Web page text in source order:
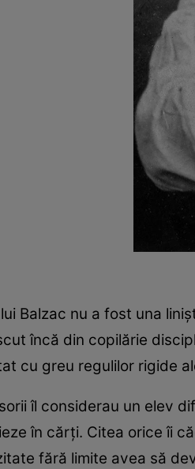
Balzac nu a fost una
încă din copilărie
cu greu regulilor rigide
îl considerau un elev
în cărți. Citea orice îi
fără limite avea să